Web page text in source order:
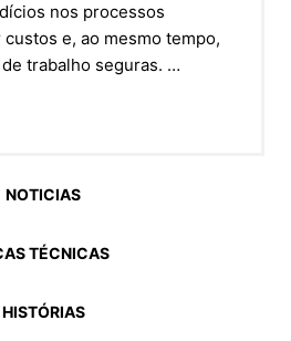
NOTICIAS
TÉCNICAS
HISTÓRIAS
nos processos
e, ao mesmo tempo,
trabalho seguras. …